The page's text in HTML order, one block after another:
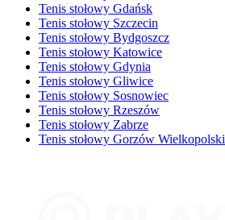
Tenis stołowy Gdańsk
Tenis stołowy Szczecin
Tenis stołowy Bydgoszcz
Tenis stołowy Katowice
Tenis stołowy Gdynia
Tenis stołowy Gliwice
Tenis stołowy Sosnowiec
Tenis stołowy Rzeszów
Tenis stołowy Zabrze
Tenis stołowy Gorzów Wielkopolski